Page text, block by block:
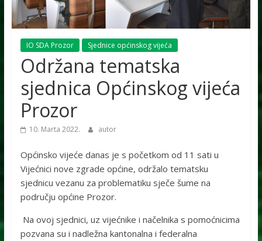
IO SDA Prozor Sjednice općinskog vijeća
Održana tematska
sjednica Općinskog vijeća
Prozor
10. Marta 2022. autor
Općinsko vijeće danas je s početkom od 11 sati u
Vijećnici nove zgrade općine, održalo tematsku
sjednicu vezanu za problematiku sječe šume na
području općine Prozor.
Na ovoj sjednici, uz vijećnike i načelnika s pomoćnicima
pozvana su i nadležna kantonalna i federalna